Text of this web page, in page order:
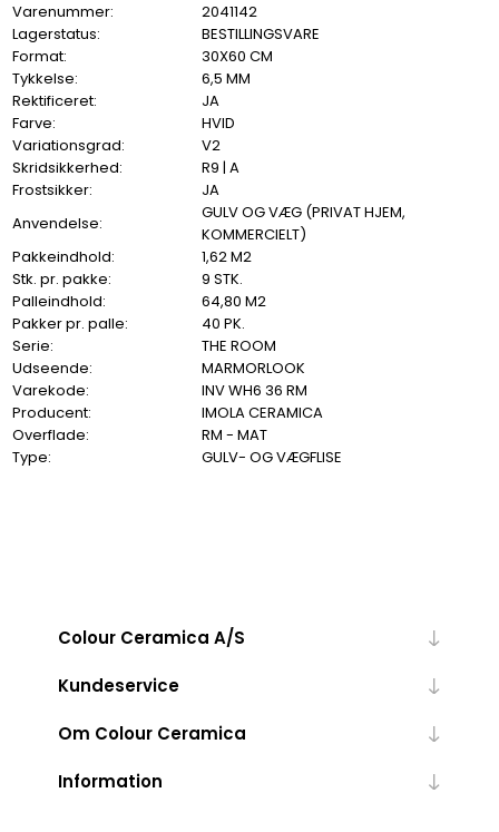
Varenummer:
2041142
Lagerstatus:
BESTILLINGSVARE
Format:
30X60 CM
Tykkelse:
6,5 MM
Rektificeret:
JA
Farve:
HVID
Variationsgrad:
V2
Skridsikkerhed:
R9 | A
Frostsikker:
JA
Anvendelse:
GULV OG VÆG (PRIVAT HJEM,
KOMMERCIELT)
Pakkeindhold:
1,62 M2
Stk. pr. pakke:
9 STK.
Palleindhold:
64,80 M2
Pakker pr. palle:
40 PK.
Serie:
THE ROOM
Udseende:
MARMORLOOK
Varekode:
INV WH6 36 RM
Producent:
IMOLA CERAMICA
Overflade:
RM - MAT
Type:
GULV- OG VÆGFLISE
Colour Ceramica A/S
Kundeservice
Om Colour Ceramica
Information